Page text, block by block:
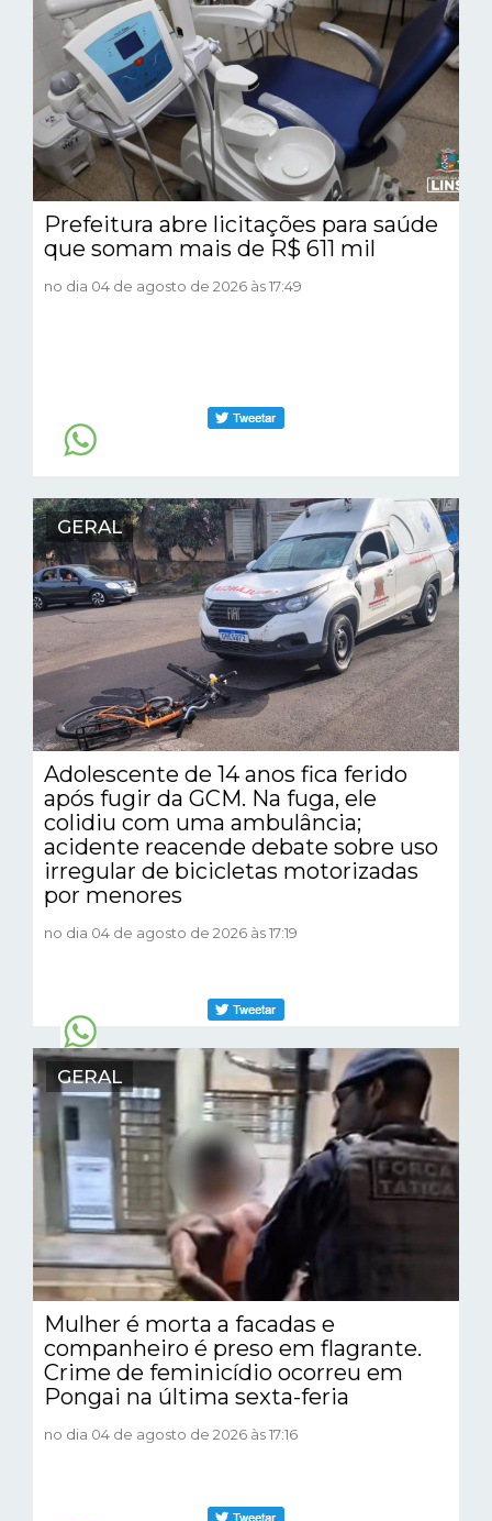
Prefeitura abre licitações para saúde
que somam mais de R$ 611 mil
no dia 04 de agosto de 2026 às 17:49
GERAL
Adolescente de 14 anos fica ferido
após fugir da GCM. Na fuga, ele
colidiu com uma ambulância;
acidente reacende debate sobre uso
irregular de bicicletas motorizadas
por menores
no dia 04 de agosto de 2026 às 17:19
GERAL
Mulher é morta a facadas e
companheiro é preso em flagrante.
Crime de feminicídio ocorreu em
Pongai na última sexta-feria
no dia 04 de agosto de 2026 às 17:16